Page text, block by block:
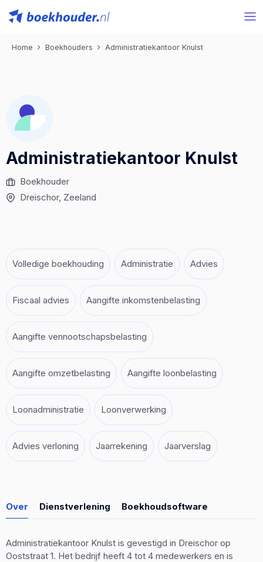
Home Boekhouders Administratiekantoor Knulst
Administratiekantoor Knulst
Boekhouder
Dreischor, Zeeland
Volledige boekhouding Administratie Advies
Fiscaal advies Aangifte inkomstenbelasting
Aangifte vennootschapsbelasting
Aangifte omzetbelasting Aangifte loonbelasting
Loonadministratie Loonverwerking
Advies verloning Jaarrekening Jaarverslag
Over Dienstverlening Boekhoudsoftware
Administratiekantoor Knulst is gevestigd in Dreischor op
Ooststraat 1. Het bedrijf heeft 4 tot 4 medewerkers en is